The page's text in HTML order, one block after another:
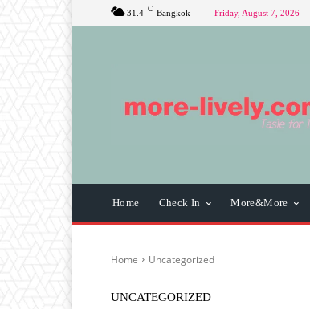
31.4 C Bangkok Friday, August 7, 2026
Home Check In More&More
Home Uncategorized
UNCATEGORIZED